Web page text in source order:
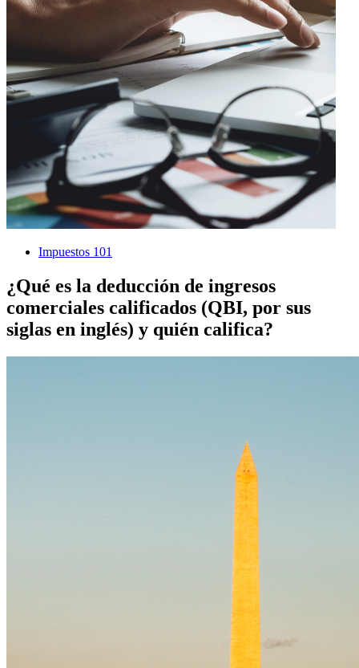
Impuestos 101
¿Qué es la deducción de ingresos
comerciales calificados (QBI, por sus
siglas en inglés) y quién califica?